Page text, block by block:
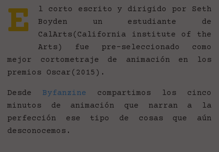
E
l corto escrito y dirigido por Seth
Boyden un estudiante de
CalArts(California institute of the
Arts) fue pre-seleccionado como
mejor cortometraje de animación en los
premios Oscar(2015).
Desde Byfanzine
compartimos los cinco
minutos de animación que narran a la
perfección ese tipo de cosas que aún
desconocemos.